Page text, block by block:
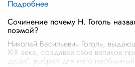
Сочинение почему Н. Гоголь
поэмой?
Николай Васильевич Гоголь,
XIX века, создавая свое великое
души", выбрал для него